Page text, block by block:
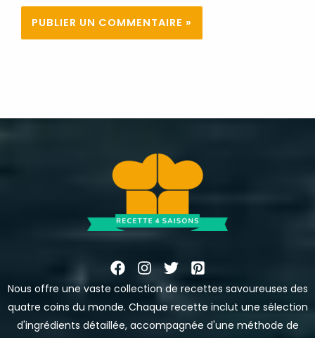
Nous offre une vaste collection de recettes savoureuses des
quatre coins du monde. Chaque recette inclut une sélection
d'ingrédients détaillée, accompagnée d'une méthode de